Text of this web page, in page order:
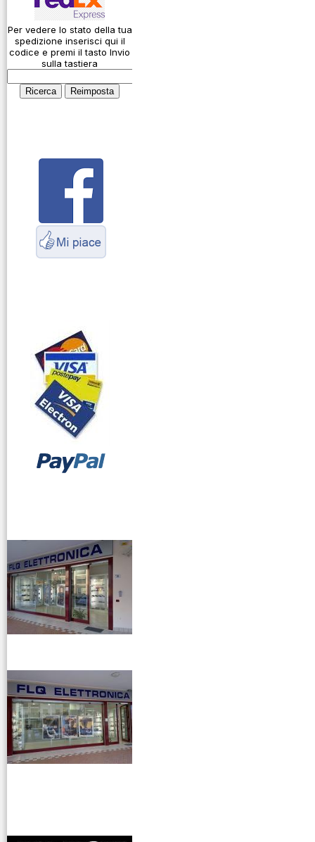
Come si usa un
cavo
Connessioni
microfoniche
Cosa è l' ADS-B
antenne e cavi
Servizio
Radioelettrico
Per vedere lo stato della tua
spedizione inserisci qui il
codice e premi il tasto Invio
sulla tastiera